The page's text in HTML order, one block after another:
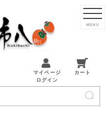
マイページ
ログイン
カート
MENU